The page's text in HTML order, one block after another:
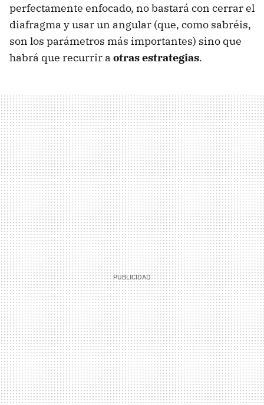
perfectamente enfocado, no bastará con cerrar el
diafragma y usar un angular (que, como sabréis,
son los parámetros más importantes) sino que
habrá que recurrir a otras estrategias.